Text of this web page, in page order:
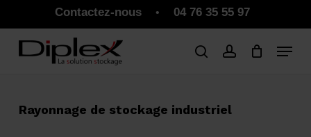
main
content
Contactez-nous • 04 76 35 55 97
Panier Close
Rayonnage de stockage industriel
Menu